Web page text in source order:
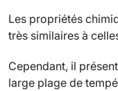
Les propriétés
très similaires à
Cependant, il
large plage de